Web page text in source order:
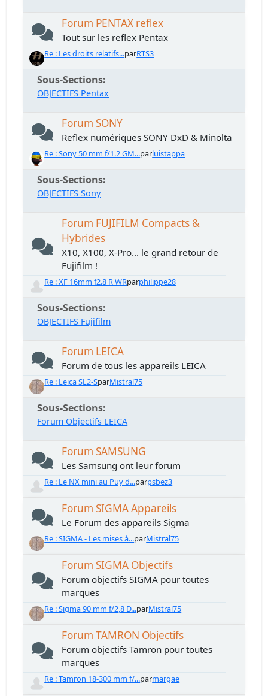
Forum PENTAX reflex
Tout sur les reflex Pentax
Re : Les droits relatifs...parRTS3
Sous-Sections
OBJECTIFS Pentax
Forum SONY
Reflex numériques SONY DxD & Minolta
Re : Sony 50 mm f/1.2 GM...parluistappa
Sous-Sections
OBJECTIFS Sony
Forum FUJIFILM Compacts &
Hybrides
X10, X100, X-Pro... le grand retour de
Fujifilm !
Re : XF 16mm f2.8 R WRparphilippe28
Sous-Sections
OBJECTIFS Fujifilm
Forum LEICA
Forum de tous les appareils LEICA
Re : Leica SL2-SparMistral75
Sous-Sections
Forum Objectifs LEICA
Forum SAMSUNG
Les Samsung ont leur forum
Re : Le NX mini au Puy d...parpsbez3
Forum SIGMA Appareils
Le Forum des appareils Sigma
Re : SIGMA - Les mises à...parMistral75
Forum SIGMA Objectifs
Forum objectifs SIGMA pour toutes
marques
Re : Sigma 90 mm f/2,8 D...parMistral75
Forum TAMRON Objectifs
Forum objectifs Tamron pour toutes
marques
Re : Tamron 18-300 mm f/...parmargae